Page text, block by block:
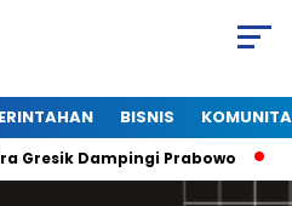
BISNIS
Gresik Dampingi Prabowo